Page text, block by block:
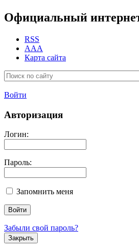
Официальный
RSS
AAA
Карта сайта
Войти
Авторизация
Логин:
Пароль:
Запомнить меня
Забыли свой пароль?
Закрыть